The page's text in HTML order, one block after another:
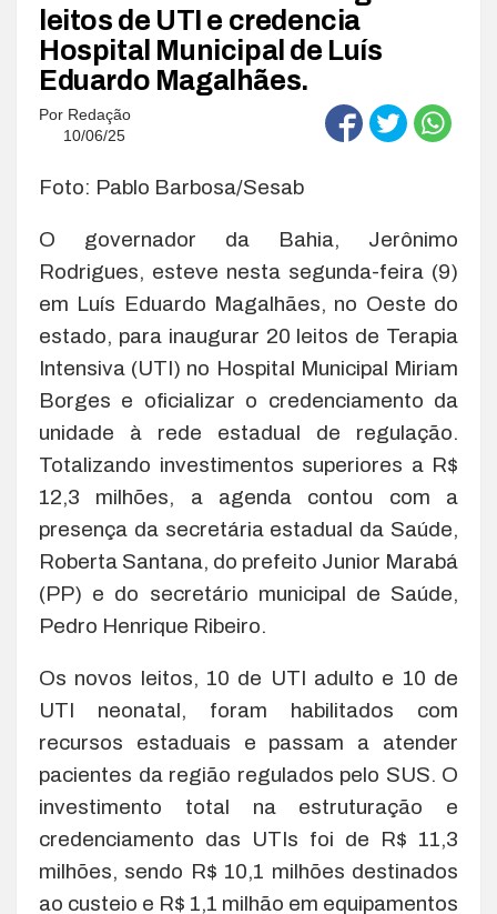
leitos de UTI e credencia
Hospital Municipal de Luís
Eduardo Magalhães.
Por Redação
10/06/25
Foto: Pablo Barbosa/Sesab
O governador da Bahia, Jerônimo
Rodrigues, esteve nesta segunda-feira (9)
em Luís Eduardo Magalhães, no Oeste do
estado, para inaugurar 20 leitos de Terapia
Intensiva (UTI) no Hospital Municipal Miriam
Borges e oficializar o credenciamento da
unidade à rede estadual de regulação.
Totalizando investimentos superiores a R$
12,3 milhões, a agenda contou com a
presença da secretária estadual da Saúde,
Roberta Santana, do prefeito Junior Marabá
(PP) e do secretário municipal de Saúde,
Pedro Henrique Ribeiro.
Os novos leitos, 10 de UTI adulto e 10 de
UTI neonatal, foram habilitados com
recursos estaduais e passam a atender
pacientes da região regulados pelo SUS. O
investimento total na estruturação e
credenciamento das UTIs foi de R$ 11,3
milhões, sendo R$ 10,1 milhões destinados
ao custeio e R$ 1,1 milhão em equipamentos